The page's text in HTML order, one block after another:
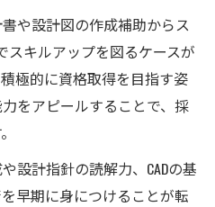
や設計図の作成補助からス
スキルアップを図るケースが
極的に資格取得を目指す姿
をアピールすることで、採
設計指針の読解力、CADの基
早期に身につけることが転